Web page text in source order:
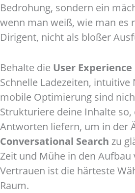
Bedrohung, sondern ein
wenn man weiß, wie man es
Dirigent, nicht als bloßer
Behalte die User Experience
Schnelle Ladezeiten, intuitive
mobile Optimierung sind
Strukturiere deine Inhalte so,
Antworten liefern, um in der
Conversational Search zu
Zeit und Mühe in den Aufbau
Vertrauen ist die härteste
Raum.